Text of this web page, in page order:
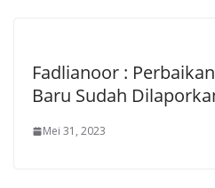
Fadlianoor :
Baru Sudah
Mei 31, 2023